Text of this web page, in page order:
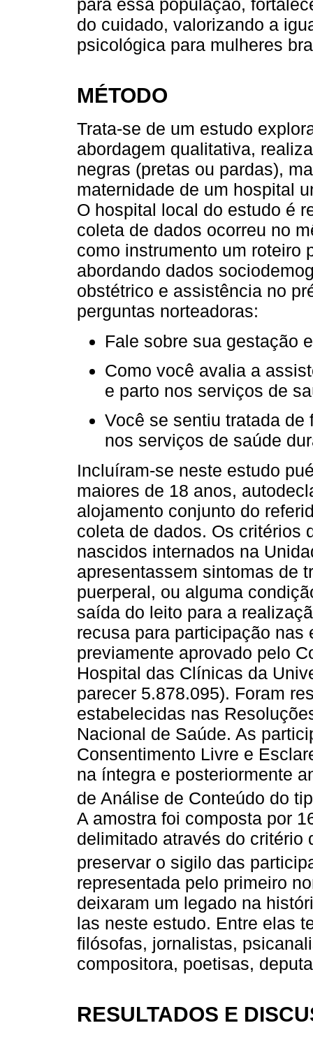
para essa população,
do cuidado, valorizando a
psicológica para mulheres
MÉTODO
Trata-se de um estudo
abordagem qualitativa,
negras (pretas ou pardas),
maternidade de um hospital
O hospital local do estudo é
coleta de dados ocorreu no
como instrumento um roteiro
abordando dados
obstétrico e assistência no
perguntas norteadoras:
Fale sobre sua gestação
Como você avalia a
e parto nos serviços de
Você se sentiu tratada de
nos serviços de saúde
Incluíram-se neste estudo
maiores de 18 anos,
alojamento conjunto do
coleta de dados. Os critérios
nascidos internados na
apresentassem sintomas de
puerperal, ou alguma
saída do leito para a
recusa para participação
previamente aprovado pelo
Hospital das Clínicas da
parecer 5.878.095). Foram
estabelecidas nas
Nacional de Saúde. As
Consentimento Livre e
na íntegra e posteriormente
de Análise de Conteúdo do
A amostra foi composta por
delimitado através do critério
preservar o sigilo das
representada pelo primeiro
deixaram um legado na
las neste estudo. Entre elas
filósofas, jornalistas,
compositora, poetisas,
RESULTADOS E